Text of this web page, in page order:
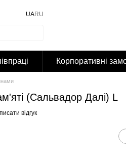
UARU
Корпоративні
(Сальвадор Далі) L
відгук